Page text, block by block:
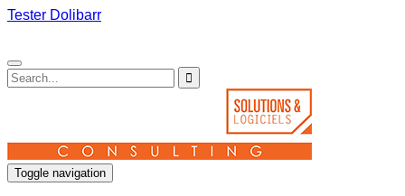
Tester Dolibarr
Toggle navigation